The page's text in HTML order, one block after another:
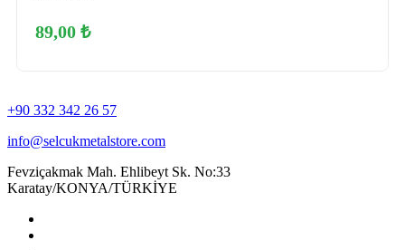
89,00 ₺
+90 332 342 26 57
info@selcukmetalstore.com
Fevziçakmak Mah. Ehlibeyt Sk. No:33
Karatay/KONYA/TÜRKİYE